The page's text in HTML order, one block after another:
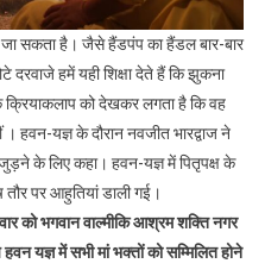
जा सकता है। जैसे हैंडपंप का हैंडल बार-बार
दरवाजे हमें यही शिक्षा देते हैं कि झुकना
क्रियाकलाप को देखकर लगता है कि वह
हवन-यज्ञ के दौरान नवजीत भारद्वाज ने
जुड़ने के लिए कहा। हवन-यज्ञ में पितृपक्ष के
तौर पर आहुतियां डाली गई।
को भगवान वाल्मीकि आश्रम शक्ति नगर
यज्ञ में सभी मां भक्तों को सम्मिलित होने